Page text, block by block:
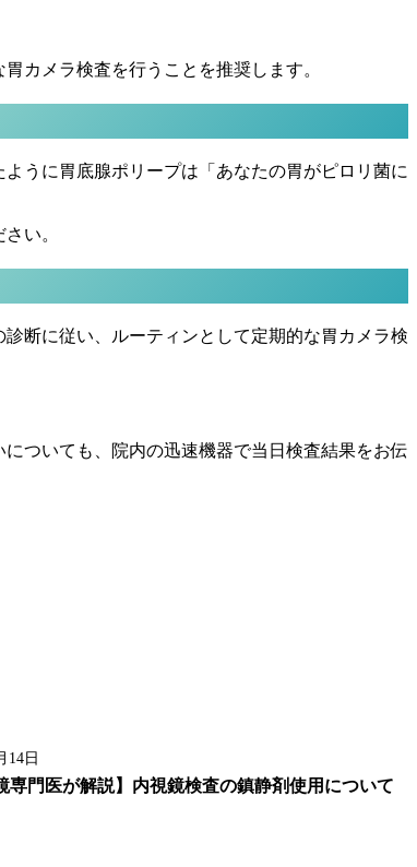
カメラ検査を行うことを推奨します。
うに胃底腺ポリープは「あなたの胃がピロリ菌に
い。
断に従い、ルーティンとして定期的な胃カメラ検
ついても、院内の迅速機器で当日検査結果をお伝
14日
専門医が解説】内視鏡検査の鎮静剤使用について